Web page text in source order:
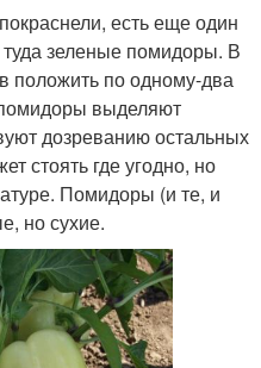
есть еще один
туда зеленые помидоры. В
положить по одному-два
выделяют
дозреванию остальных
стоять где угодно, но
Помидоры (и те, и
но сухие.